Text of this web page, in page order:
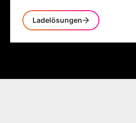
Ladelösungen